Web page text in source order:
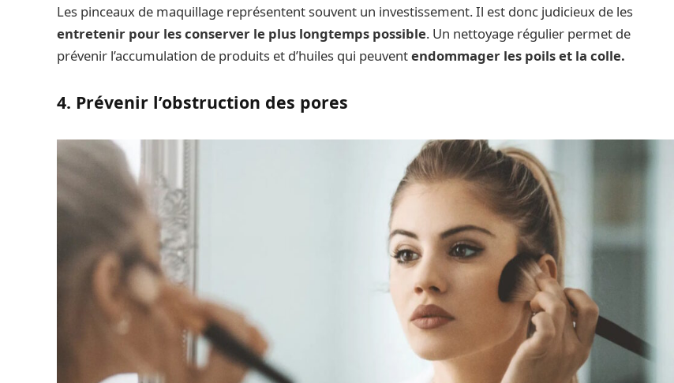
Les pinceaux de maquillage représentent souvent un investissement. Il est donc judicieux de les
entretenir pour les conserver le plus longtemps possible. Un nettoyage régulier permet de
prévenir l’accumulation de produits et d’huiles qui peuventendommager les poils et la colle.
4. Prévenir l’obstruction des pores